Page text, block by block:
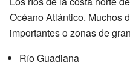
Océano Atlántico. Muchos
importantes o zonas de
Río Guadiana